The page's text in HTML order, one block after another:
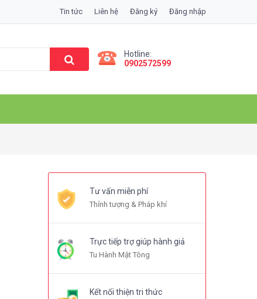
Tin tức Liên hệ Đăng ký Đăng nhập
Hotline:
0902572599
Tư vấn miễn phí
Thỉnh tượng & Pháp khí
Trực tiếp trợ giúp hành giả
Tu Hành Mật Tông
Kết nối thiện tri thức